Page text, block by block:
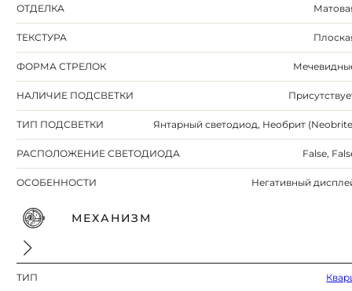
ОТДЕЛКА
ТЕКСТУРА
ФОРМА СТРЕЛОК
НАЛИЧИЕ ПОДСВЕТКИ
ТИП ПОДСВЕТКИ Янтарный светодиод, Необрит
РАСПОЛОЖЕНИЕ СВЕТОДИОДА False,
ОСОБЕННОСТИ Негативный
МЕХАНИЗМ
ТИП